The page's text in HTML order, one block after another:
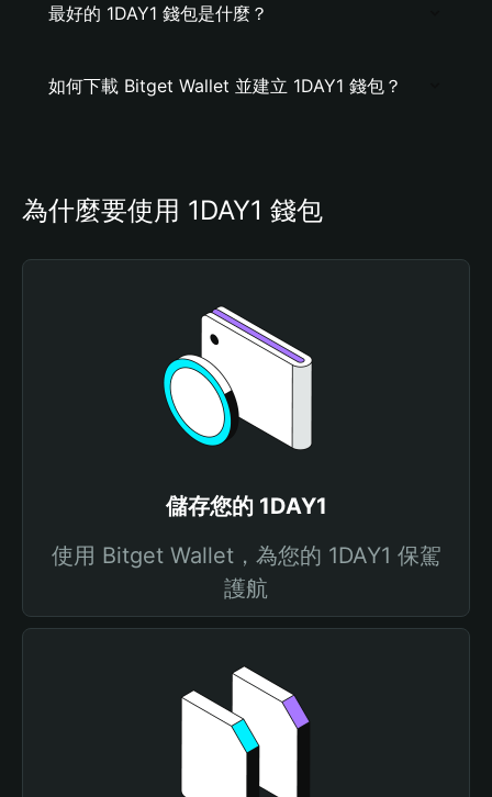
最好的 1DAY1 錢包是什麼？
如何下載 Bitget Wallet 並建立 1DAY1 錢包？
為什麼要使用 1DAY1 錢包
儲存您的 1DAY1
使用 Bitget Wallet，為您的 1DAY1 保駕
護航